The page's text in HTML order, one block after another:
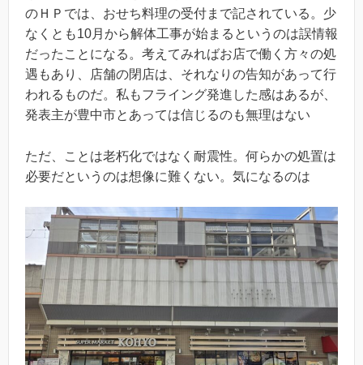
のＨＰでは、おせち料理の受付まで記されている。少
なくとも10月から解体工事が始まるというのは誤情報
だったことになる。考えてみればお店で働く方々の処
遇もあり、店舗の閉店は、それなりの告知があって行
われるものだ。私もフライング発進した感はあるが、
発表主が豊中市とあっては信じるのも無理はない
ただ、ことは老朽化ではなく耐震性。何らかの処置は
必要だというのは想像に難くない。気になるのは